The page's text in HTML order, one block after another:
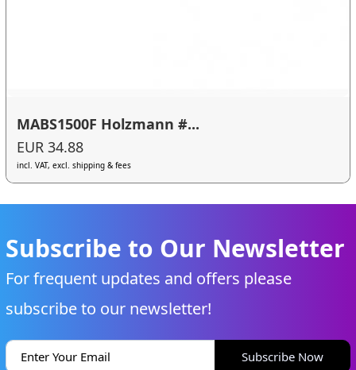
MABS1500F Holzmann #...
EUR 34.88
incl. VAT, excl. shipping & fees
Subscribe to Our Newsletter
For frequent updates and offers please
subscribe to our newsletter!
Subscribe Now